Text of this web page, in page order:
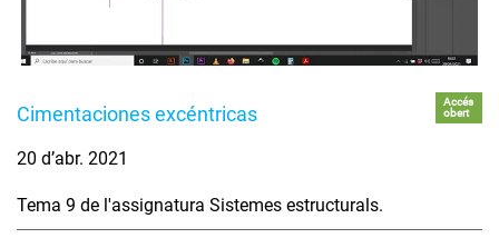
Cimentaciones excéntricas
Accés
obert
20 d’abr. 2021
Tema 9 de l'assignatura Sistemes estructurals.